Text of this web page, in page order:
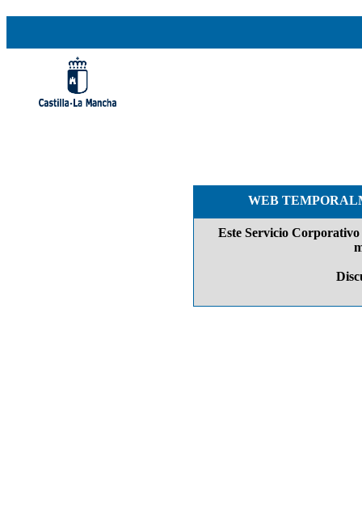
WEB
Este Servicio